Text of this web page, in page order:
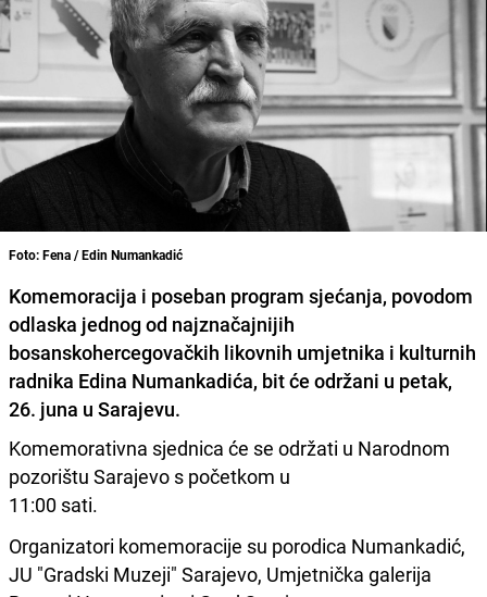
Foto: Fena / Edin Numankadić
Komemoracija i poseban program sjećanja, povodom
odlaska jednog od najznačajnijih
bosanskohercegovačkih likovnih umjetnika i kulturnih
radnika Edina Numankadića, bit će održani u petak,
26. juna u Sarajevu.
Komemorativna sjednica će se održati u Narodnom
pozorištu Sarajevo s početkom u
11:00 sati.
Organizatori komemoracije su porodica Numankadić,
JU "Gradski Muzeji" Sarajevo, Umjetnička galerija